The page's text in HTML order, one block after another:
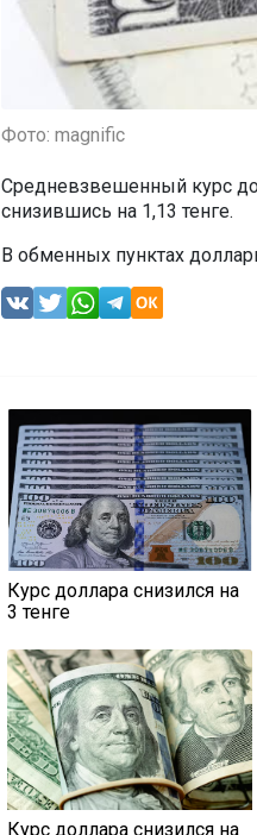
Фото: magnific
Средневзвешенный курс
снизившись на 1,13 тенге.
В обменных пунктах
Курс доллара снизился на
3 тенге
Курс доллара снизился на